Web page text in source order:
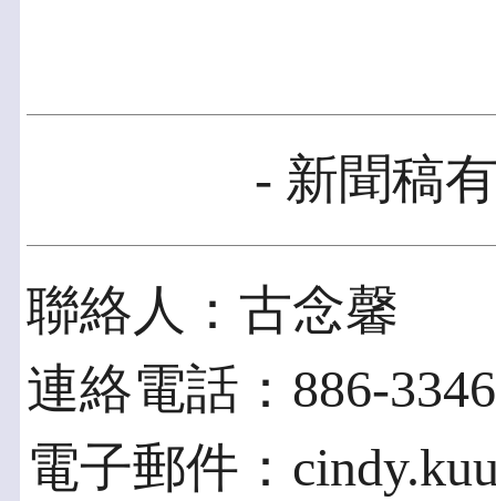
- 新聞稿
聯絡人：古念馨
連絡電話：886-
電子郵件：